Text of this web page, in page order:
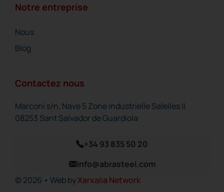
Notre entreprise
Nous
Blog
Contactez nous
Marconi s/n, Nave 5 Zone industrielle Salelles II
08253 Sant Salvador de Guardiola
+34 93 835 50 20
info@abrasteel.com
© 2026 • Web byXarxalia Network